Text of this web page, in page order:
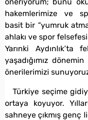
hakemlerimize ve
basit bir “yumruk
ahlakı ve spor
Yarınki Aydınlık’ta
yaşadığımız
önerilerimizi
Türkiye seçime
ortaya koyuyor.
sahneye çıkmış genç